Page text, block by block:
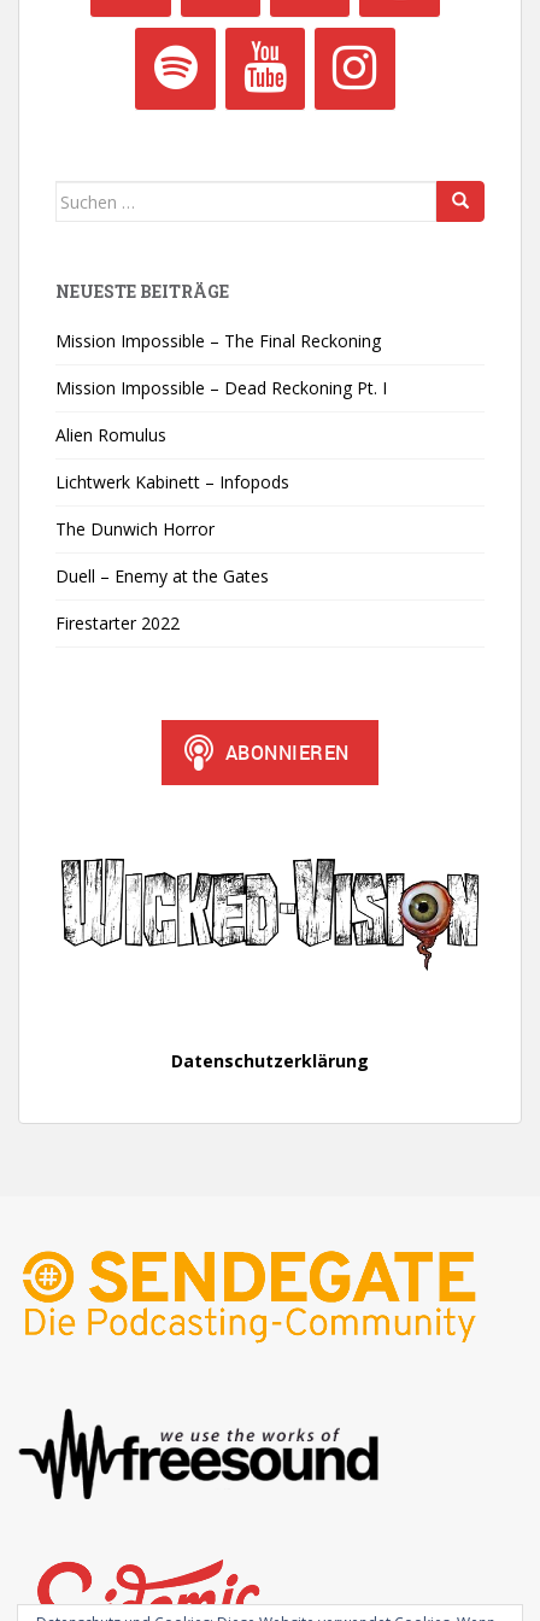
Suchen
NEUESTE BEITRÄGE
Mission Impossible – The Final Reckoning
Mission Impossible – Dead Reckoning Pt. I
Alien Romulus
Lichtwerk Kabinett – Infopods
The Dunwich Horror
Duell – Enemy at the Gates
Firestarter 2022
Datenschutzerklärung